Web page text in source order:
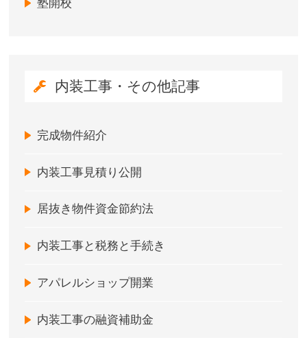
塾開校
内装工事・その他記事
完成物件紹介
内装工事見積り公開
居抜き物件資金節約法
内装工事と税務と手続き
アパレルショップ開業
内装工事の融資補助金